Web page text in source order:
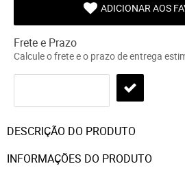
ADICIONAR AOS
Frete e Prazo
Calcule o frete e o prazo de entrega
DESCRIÇÃO DO PRODUTO
INFORMAÇÕES DO PRODUTO